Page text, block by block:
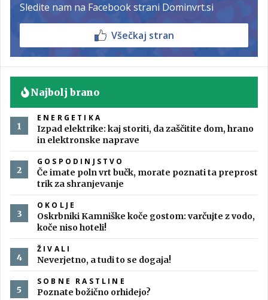
Sledite nam na Facebook strani Dominvrt.si
Všečkaj stran
Najbolj brano
ENERGETIKA
Izpad elektrike: kaj storiti, da zaščitite dom, hrano
in elektronske naprave
GOSPODINJSTVO
Če imate poln vrt bučk, morate poznati ta preprost
trik za shranjevanje
OKOLJE
Oskrbniki Kamniške koče gostom: varčujte z vodo,
koče niso hoteli!
ŽIVALI
Neverjetno, a tudi to se dogaja!
SOBNE RASTLINE
Poznate božično orhidejo?